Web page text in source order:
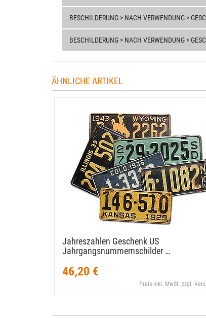
BESCHILDERUNG > NACH VERWENDUNG >
BESCHILDERUNG > NACH VERWENDUNG >
ÄHNLICHE ARTIKEL
Jahreszahlen Geschenk US
Jahrgangsnummernschilder …
46,20 €
Preis inkl. MwSt. zzgl.